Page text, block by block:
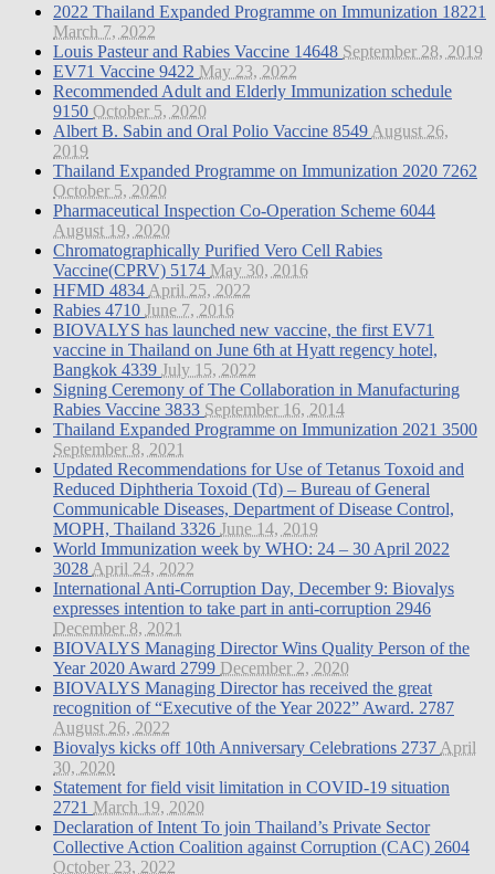
2022 Thailand Expanded Programme on Immunization 18221
March 7, 2022
Louis Pasteur and Rabies Vaccine 14648 September 28, 2019
EV71 Vaccine 9422 May 23, 2022
Recommended Adult and Elderly Immunization schedule
9150 October 5, 2020
Albert B. Sabin and Oral Polio Vaccine 8549 August 26,
2019
Thailand Expanded Programme on Immunization 2020 7262
October 5, 2020
Pharmaceutical Inspection Co-Operation Scheme 6044
August 19, 2020
Chromatographically Purified Vero Cell Rabies
Vaccine(CPRV) 5174 May 30, 2016
HFMD 4834 April 25, 2022
Rabies 4710 June 7, 2016
BIOVALYS has launched new vaccine, the first EV71
vaccine in Thailand on June 6th at Hyatt regency hotel,
Bangkok 4339 July 15, 2022
Signing Ceremony of The Collaboration in Manufacturing
Rabies Vaccine 3833 September 16, 2014
Thailand Expanded Programme on Immunization 2021 3500
September 8, 2021
Updated Recommendations for Use of Tetanus Toxoid and
Reduced Diphtheria Toxoid (Td) – Bureau of General
Communicable Diseases, Department of Disease Control,
MOPH, Thailand 3326 June 14, 2019
World Immunization week by WHO: 24 – 30 April 2022
3028 April 24, 2022
International Anti-Corruption Day, December 9: Biovalys
expresses intention to take part in anti-corruption 2946
December 8, 2021
BIOVALYS Managing Director Wins Quality Person of the
Year 2020 Award 2799 December 2, 2020
BIOVALYS Managing Director has received the great
recognition of “Executive of the Year 2022” Award. 2787
August 26, 2022
Biovalys kicks off 10th Anniversary Celebrations 2737 April
30, 2020
Statement for field visit limitation in COVID-19 situation
2721 March 19, 2020
Declaration of Intent To join Thailand’s Private Sector
Collective Action Coalition against Corruption (CAC) 2604
October 23, 2022